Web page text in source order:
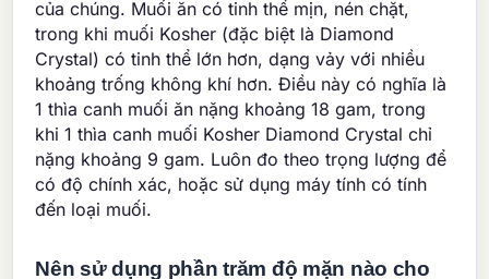
của chúng. Muối ăn có tinh thể mịn, nén chặt,
trong khi muối Kosher (đặc biệt là Diamond
Crystal) có tinh thể lớn hơn, dạng vảy với nhiều
khoảng trống không khí hơn. Điều này có nghĩa là
1 thìa canh muối ăn nặng khoảng 18 gam, trong
khi 1 thìa canh muối Kosher Diamond Crystal chỉ
nặng khoảng 9 gam. Luôn đo theo trọng lượng để
có độ chính xác, hoặc sử dụng máy tính có tính
đến loại muối.
Nên sử dụng phần trăm độ mặn nào cho